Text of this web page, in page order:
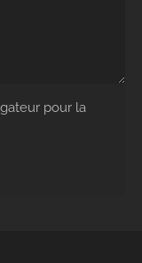
pour la